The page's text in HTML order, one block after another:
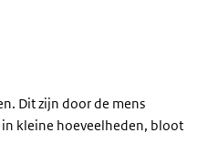
Dit zijn door de mens
kleine hoeveelheden, bloot